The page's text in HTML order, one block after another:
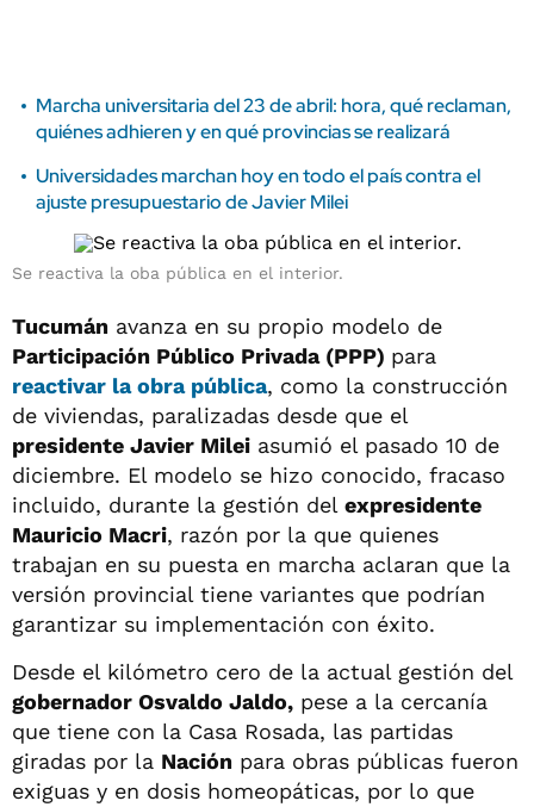
Marcha universitaria del 23 de abril: hora, qué reclaman,
quiénes adhieren y en qué provincias se realizará
Universidades marchan hoy en todo el país contra el
ajuste presupuestario de Javier Milei
Se reactiva la oba pública en el interior.
Tucumán avanza en su propio modelo de
Participación Público Privada (PPP) para
reactivar laobra pública, como la construcción
de viviendas, paralizadas desde que el
presidente Javier Milei asumió el pasado 10 de
diciembre. El modelo se hizo conocido, fracaso
incluido, durante la gestión del expresidente
Mauricio Macri, razón por la que quienes
trabajan en su puesta en marcha aclaran que la
versión provincial tiene variantes que podrían
garantizar su implementación con éxito.
Desde el kilómetro cero de la actual gestión del
gobernador Osvaldo Jaldo, pese a la cercanía
que tiene con la Casa Rosada, las partidas
giradas por la Nación para obras públicas fueron
exiguas y en dosis homeopáticas, por lo que